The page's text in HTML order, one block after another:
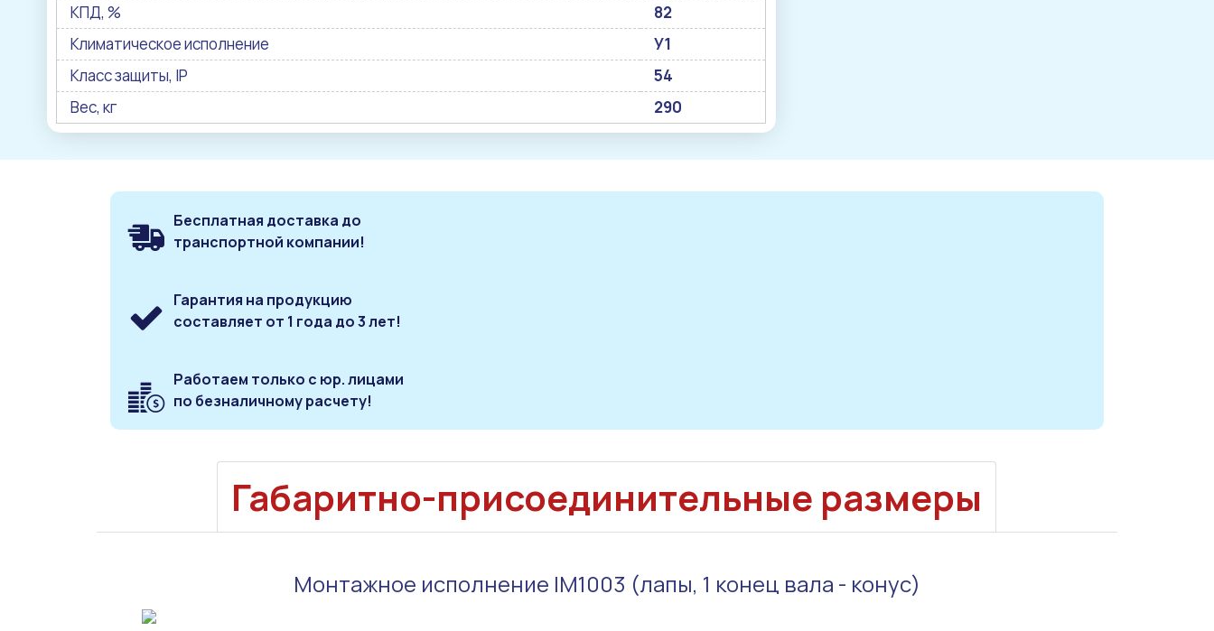
КПД, %
82
Климатическое исполнение
У1
Класс защиты, IP
54
Вес, кг
290
Бесплатная доставка до
транспортной компании!
Гарантия на продукцию
составляет от 1 года до 3 лет!
Работаем только с юр. лицами
по безналичному расчету!
Габаритно-присоединительные размеры
Монтажное исполнение IM1003 (лапы, 1 конец вала - конус)